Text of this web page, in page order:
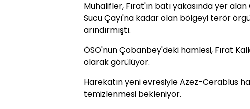
Muhalifler, Fırat'ın batı yakasında yer
Sucu Çayı'na kadar olan bölgeyi terör
arındırmıştı.
ÖSO'nun Çobanbey'deki hamlesi, Fırat
olarak görülüyor.
Harekatın yeni evresiyle Azez-Cerablus
temizlenmesi bekleniyor.